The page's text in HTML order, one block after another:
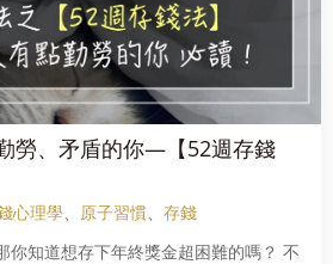
勞、矛盾的你—【52週存錢
心理學、 原子習慣、 存錢
你知道想存下年終獎金超困難的嗎？ 不